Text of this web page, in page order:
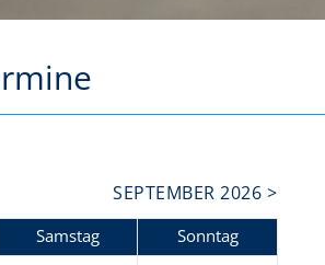
SEPTEMBER 2026 >
Samstag Sonntag